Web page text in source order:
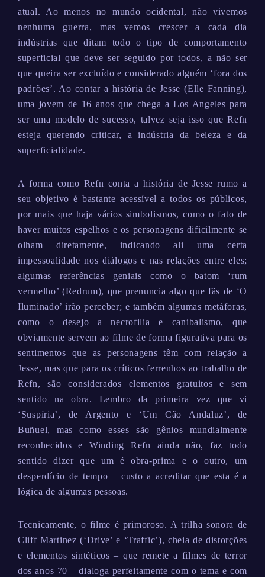
atual. Ao menos no mundo ocidental, não vivemos
nenhuma guerra, mas vemos crescer a cada dia
indústrias que ditam todo o tipo de comportamento
superficial que deve ser seguido por todos, a não ser
que queira ser excluído e considerado alguém ‘fora dos
padrões’. Ao contar a história de Jesse (Elle Fanning),
uma jovem de 16 anos que chega a Los Angeles para
ser uma modelo de sucesso, talvez seja isso que Refn
esteja querendo criticar, a indústria da beleza e da
superficialidade.
A forma como Refn conta a história de Jesse rumo a
seu objetivo é bastante acessível a todos os públicos,
por mais que haja vários simbolismos, como o fato de
haver muitos espelhos e os personagens dificilmente se
olham diretamente, indicando ali uma certa
impessoalidade nos diálogos e nas relações entre eles;
algumas referências geniais como o batom ‘rum
vermelho’ (Redrum), que prenuncia algo que fãs de ‘O
Iluminado’ irão perceber; e também algumas metáforas,
como o desejo a necrofilia e canibalismo, que
obviamente servem ao filme de forma figurativa para os
sentimentos que as personagens têm com relação a
Jesse, mas que para os críticos ferrenhos ao trabalho de
Refn, são considerados elementos gratuitos e sem
sentido na obra. Lembro da primeira vez que vi
‘Suspíria’, de Argento e ‘Um Cão Andaluz’, de
Buñuel, mas como esses são gênios mundialmente
reconhecidos e Winding Refn ainda não, faz todo
sentido dizer que um é obra-prima e o outro, um
desperdício de tempo – custo a acreditar que esta é a
lógica de algumas pessoas.
Tecnicamente, o filme é primoroso. A trilha sonora de
Cliff Martinez (‘Drive’ e ‘Traffic’), cheia de distorções
e elementos sintéticos – que remete a filmes de terror
dos anos 70 – dialoga perfeitamente com o tema e com